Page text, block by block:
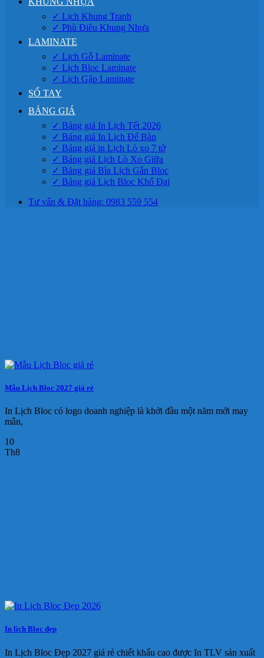
✓ Lịch Khung Tranh
✓ Phù Điêu Khung Nhựa
LAMINATE
✓ Lịch Gỗ Laminate
✓ Lịch Bloc Laminate
✓ Lịch Gập Laminate
SỔ TAY
BẢNG GIÁ
✓ Bảng giá In Lịch Tết 2026
✓ Bảng giá In Lịch Để Bàn
✓ Bảng giá in Lịch Lò xo 7 tờ
✓ Bảng giá Lịch Lò Xo Giữa
✓ Bảng giá Bìa Lịch Gắn Bloc
✓ Bảng giá Lịch Bloc Khổ Đại
Tư vấn & Đặt hàng: 0983 559 554
Mẫu Lịch Bloc 2027 giá rẻ
In Lịch Bloc có logo doanh nghiệp là khởi đầu một năm mới may
mắn,
10
Th8
In lịch Bloc đẹp
In Lịch Bloc Đẹp 2027 giá rẻ chiết khấu cao được In TLV sản xuất